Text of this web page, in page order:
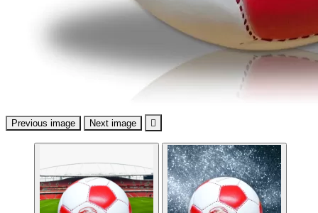
Previous image Next image 